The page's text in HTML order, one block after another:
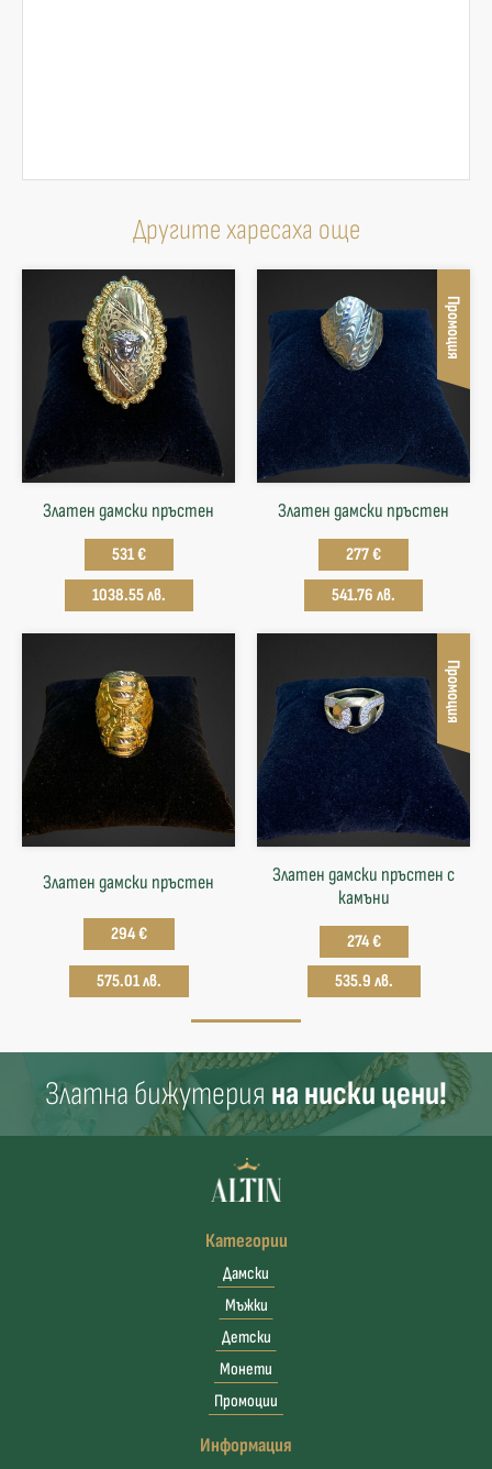
Другите харесаха още
Златен дамски пръстен
531 €
1038.55 лв.
Промоция
Златен дамски пръстен
277 €
541.76 лв.
Златен дамски пръстен
294 €
575.01 лв.
Промоция
Златен дамски пръстен с
камъни
274 €
535.9 лв.
Златна бижутерия на ниски цени!
Категории
Дамски
Мъжки
Детски
Монети
Промоции
Информация